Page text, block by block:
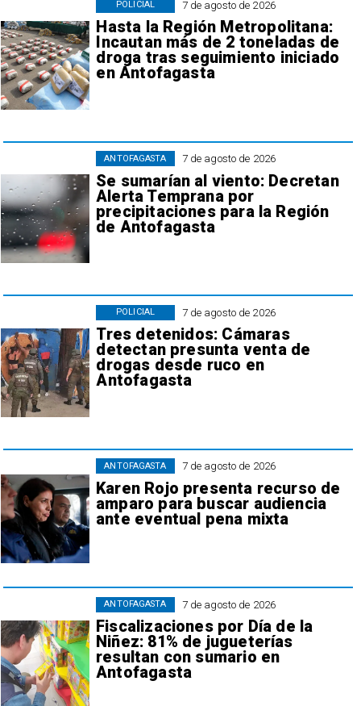
7 de agosto de 2026
Hasta la Región Metropolitana:
Incautan más de 2 toneladas de
droga tras seguimiento iniciado
en Antofagasta
POLICIAL
7 de agosto de 2026
Se sumarían al viento: Decretan
Alerta Temprana por
precipitaciones para la Región
de Antofagasta
ANTOFAGASTA
7 de agosto de 2026
Tres detenidos: Cámaras
detectan presunta venta de
drogas desde ruco en
Antofagasta
POLICIAL
7 de agosto de 2026
Karen Rojo presenta recurso de
amparo para buscar audiencia
ante eventual pena mixta
ANTOFAGASTA
7 de agosto de 2026
Fiscalizaciones por Día de la
Niñez: 81% de jugueterías
resultan con sumario en
Antofagasta
ANTOFAGASTA